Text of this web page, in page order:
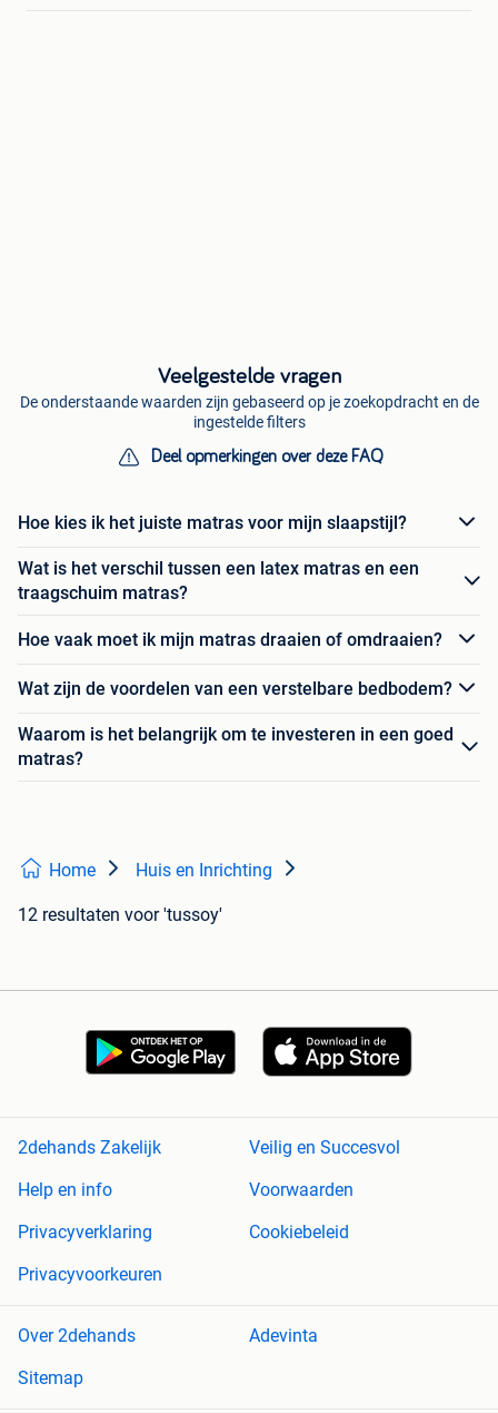
Veelgestelde vragen
De onderstaande waarden zijn gebaseerd op je zoekopdracht en de
ingestelde filters
Deel opmerkingen over deze FAQ
Hoe kies ik het juiste matras voor mijn slaapstijl?
Wat is het verschil tussen een latex matras en een
traagschuim matras?
Hoe vaak moet ik mijn matras draaien of omdraaien?
Wat zijn de voordelen van een verstelbare bedbodem?
Waarom is het belangrijk om te investeren in een goed
matras?
Home Huis en Inrichting
12 resultaten voor 'tussoy'
2dehands Zakelijk
Veilig en Succesvol
Help en info
Voorwaarden
Privacyverklaring
Cookiebeleid
Privacyvoorkeuren
Over 2dehands
Adevinta
Sitemap